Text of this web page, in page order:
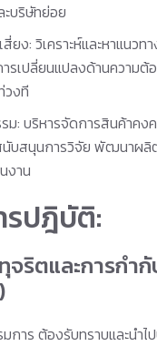
บริษัทย่อย
สี่ยง: วิเคราะห์และหาแน
รเปลี่ยนแปลงด้านความต้
วงที
ม: บริหารจัดการสินค้าค
บสนุนการวิจัย พัฒนาผลิ
งาน
รปฎิบัติ:
จริตและการกำ
การ ต้องรับทราบและนำ